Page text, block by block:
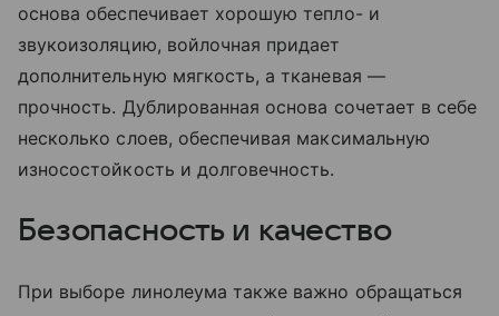
основа обеспечивает хорошую тепло- и
звукоизоляцию, войлочная придает
дополнительную мягкость, а тканевая —
прочность. Дублированная основа сочетает в себе
несколько слоев, обеспечивая максимальную
износостойкость и долговечность.
Безопасность и качество
При выборе линолеума также важно обращаться